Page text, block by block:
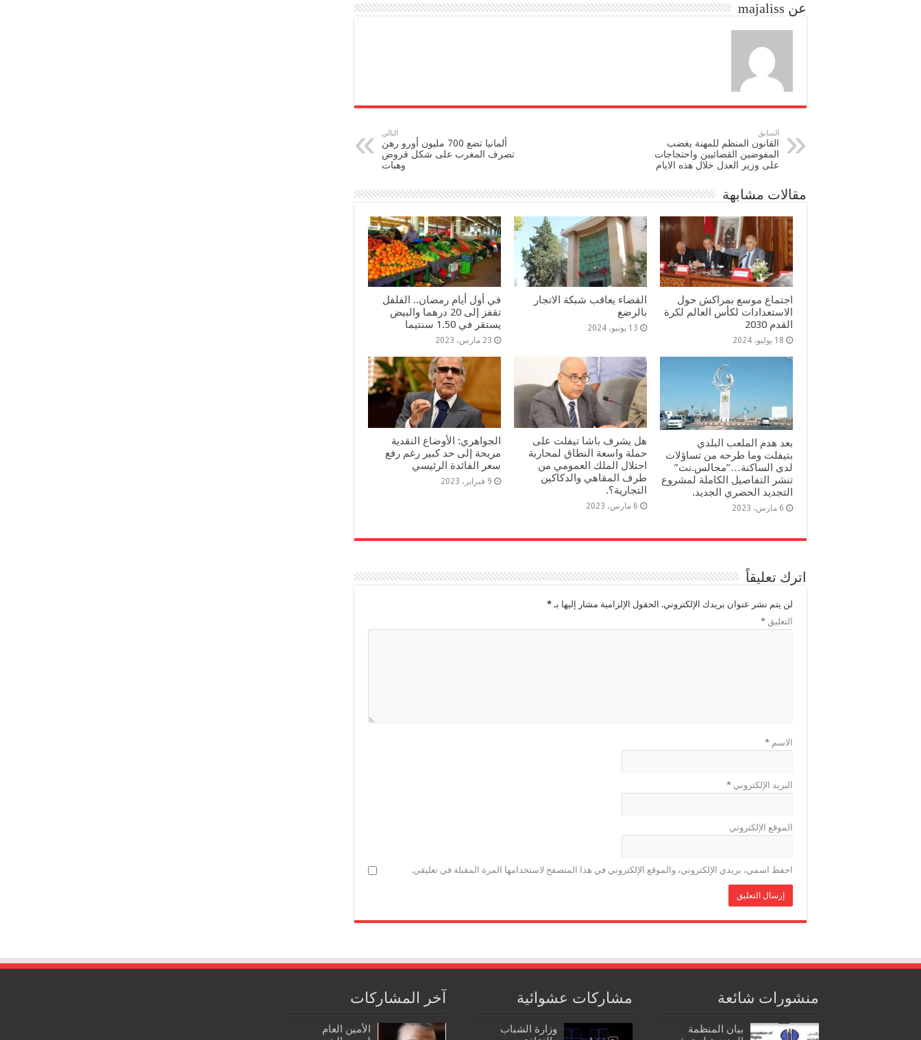
n
عن majaliss
السابق
القانون المنظم للمهنة يغضب
المفوضين القضائيين واحتجاجات
على وزير العدل خلال هذه الايام
التالي
ألمانيا تضع 700 مليون أورو رهن
تصرف المغرب على شكل قروض
وهبات
مقالات مشابهة
اجتماع موسع بمراكش حول
الاستعدادات لكأس العالم لكرة
القدم 2030
18 يوليو، 2024
القضاء يعاقب شبكة الاتجار
بالرضع
13 يونيو، 2024
في أول أيام رمضان.. الفلفل
تقفز إلى 20 درهما والبيض
يستقر في 1.50 سنتيما
23 مارس، 2023
بعد هدم الملعب البلدي
بتيفلت وما طرحه من تساؤلات
لدى الساكنة…”مجالس.نت”
تنشر التفاصيل الكاملة لمشروع
التجديد الحضري الجديد.
6 مارس، 2023
هل يشرف باشا تيفلت على
حملة واسعة النطاق لمحاربة
احتلال الملك العمومي من
طرف المقاهي والدكاكين
التجارية؟.
6 مارس، 2023
الجواهري: الأوضاع النقدية
مريحة إلى حد كبير رغم رفع
سعر الفائدة الرئيسي
9 فبراير، 2023
اترك تعليقاً
لن يتم نشر عنوان بريدك الإلكتروني. الحقول الإلزامية مشار إليها بـ*
التعليق *
الاسم *
البريد الإلكتروني *
الموقع الإلكتروني
احفظ اسمي، بريدي الإلكتروني، والموقع الإلكتروني في هذا المتصفح لاستخدامها المرة المقبلة في تعليقي.
منشورات شائعة
بيان المنظمة
مشاركات عشوائية
وزارة الشباب
آخر المشاركات
الأمين العام